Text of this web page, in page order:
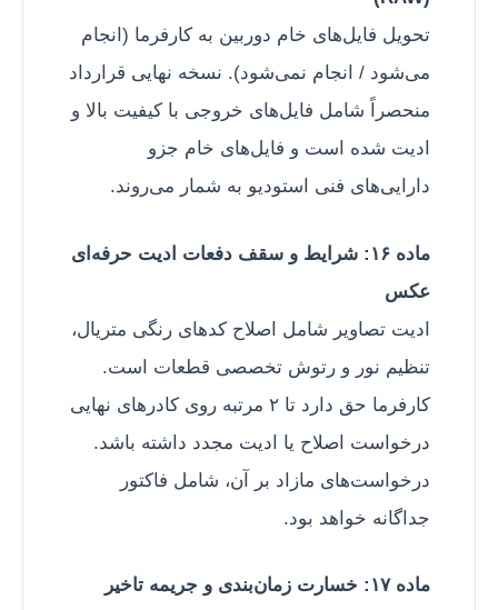
تحویل فایل‌های خام دوربین به کارفرما (انجام
می‌شود / انجام نمی‌شود). نسخه نهایی قرارداد
منحصراً شامل فایل‌های خروجی با کیفیت بالا و
ادیت شده است و فایل‌های خام جزو
دارایی‌های فنی استودیو به شمار می‌روند.
ماده ۱۶: شرایط و سقف دفعات ادیت حرفه‌ای
عکس
ادیت تصاویر شامل اصلاح کدهای رنگی متریال،
تنظیم نور و رتوش تخصصی قطعات است.
کارفرما حق دارد تا ۲ مرتبه روی کادرهای نهایی
درخواست اصلاح یا ادیت مجدد داشته باشد.
درخواست‌های مازاد بر آن، شامل فاکتور
جداگانه خواهد بود.
ماده ۱۷: خسارت زمان‌بندی و جریمه تاخیر